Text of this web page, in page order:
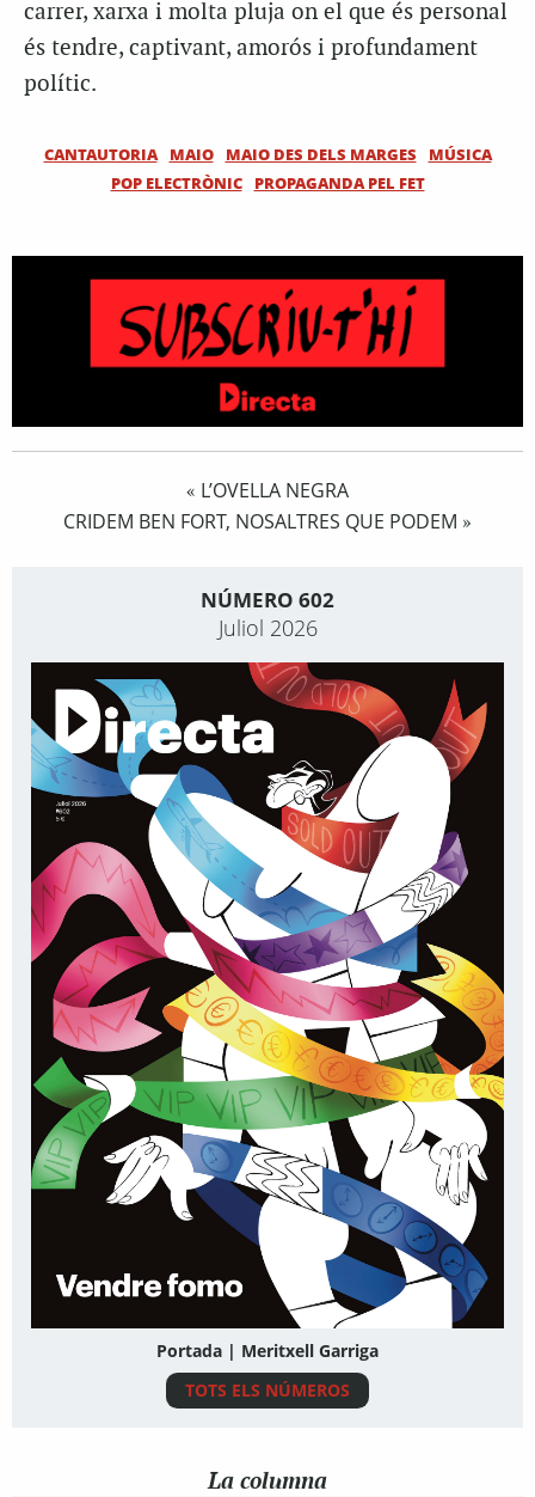
carrer, xarxa i molta pluja on el que és personal
és tendre, captivant, amorós i profundament
polític.
CANTAUTORIA MAIO MAIO DES DELS MARGES
MÚSICA
POP ELECTRÒNIC
PROPAGANDA PEL FET
« L’OVELLA NEGRA
CRIDEM BEN FORT, NOSALTRES QUE PODEM »
NÚMERO 602
Juliol 2026
Portada | Meritxell Garriga
TOTS ELS NÚMEROS
La columna